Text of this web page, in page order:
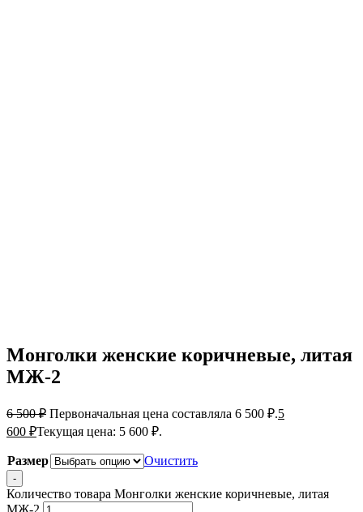
Монголки женские коричневые, литая
МЖ-2
6 500₽ Первоначальная цена составляла 6 500 ₽.5
600 ₽Текущая цена: 5 600 ₽.
Размер Очистить
-
Количество товара Монголки женские коричневые, литая
МЖ-2